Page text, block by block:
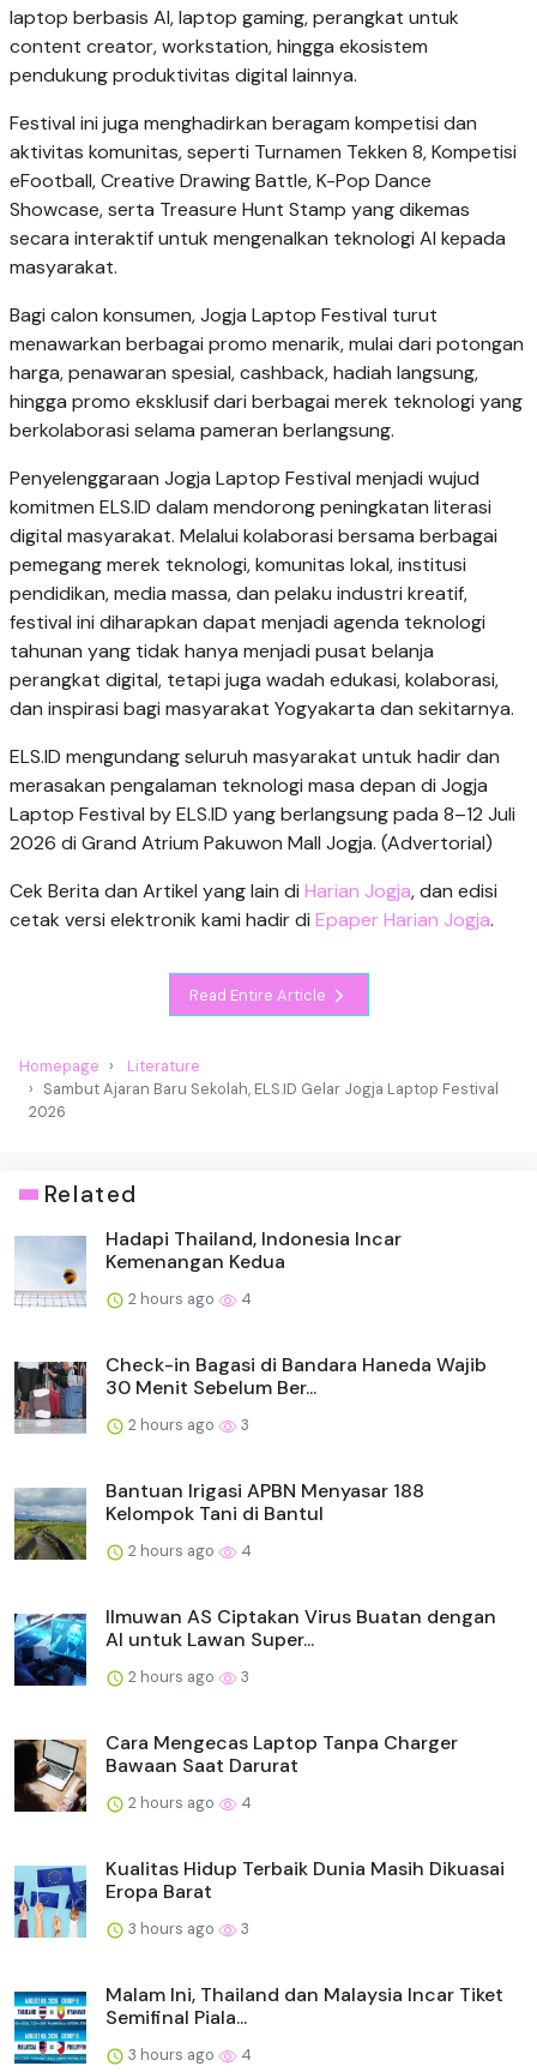
laptop berbasis AI, laptop gaming, perangkat untuk
content creator, workstation, hingga ekosistem
pendukung produktivitas digital lainnya.
Festival ini juga menghadirkan beragam kompetisi dan
aktivitas komunitas, seperti Turnamen Tekken 8, Kompetisi
eFootball, Creative Drawing Battle, K-Pop Dance
Showcase, serta Treasure Hunt Stamp yang dikemas
secara interaktif untuk mengenalkan teknologi AI kepada
masyarakat.
Bagi calon konsumen, Jogja Laptop Festival turut
menawarkan berbagai promo menarik, mulai dari potongan
harga, penawaran spesial, cashback, hadiah langsung,
hingga promo eksklusif dari berbagai merek teknologi yang
berkolaborasi selama pameran berlangsung.
Penyelenggaraan Jogja Laptop Festival menjadi wujud
komitmen ELS.ID dalam mendorong peningkatan literasi
digital masyarakat. Melalui kolaborasi bersama berbagai
pemegang merek teknologi, komunitas lokal, institusi
pendidikan, media massa, dan pelaku industri kreatif,
festival ini diharapkan dapat menjadi agenda teknologi
tahunan yang tidak hanya menjadi pusat belanja
perangkat digital, tetapi juga wadah edukasi, kolaborasi,
dan inspirasi bagi masyarakat Yogyakarta dan sekitarnya.
ELS.ID mengundang seluruh masyarakat untuk hadir dan
merasakan pengalaman teknologi masa depan di Jogja
Laptop Festival by ELS.ID yang berlangsung pada 8–12 Juli
2026 di Grand Atrium Pakuwon Mall Jogja. (Advertorial)
Cek Berita dan Artikel yang lain di Harian Jogja, dan edisi
cetak versi elektronik kami hadir di Epaper Harian Jogja.
Read Entire Article
Homepage
Literature
Sambut Ajaran Baru Sekolah, ELS.ID Gelar Jogja Laptop Festival
2026
Related
Hadapi Thailand, Indonesia Incar
Kemenangan Kedua
2 hours ago 4
Check-in Bagasi di Bandara Haneda Wajib
30 Menit Sebelum Ber...
2 hours ago 3
Bantuan Irigasi APBN Menyasar 188
Kelompok Tani di Bantul
2 hours ago 4
Ilmuwan AS Ciptakan Virus Buatan dengan
AI untuk Lawan Super...
2 hours ago 3
Cara Mengecas Laptop Tanpa Charger
Bawaan Saat Darurat
2 hours ago 4
Kualitas Hidup Terbaik Dunia Masih Dikuasai
Eropa Barat
3 hours ago 3
Malam Ini, Thailand dan Malaysia Incar Tiket
Semifinal Piala...
3 hours ago 4